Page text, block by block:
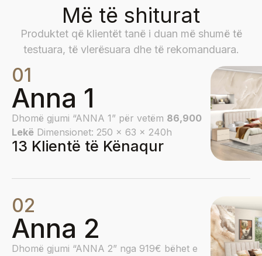
Më të shiturat
Produktet që klientët tanë i duan më shumë të
testuara, të vlerësuara dhe të rekomanduara.
01
Anna 1
Dhomë gjumi “ANNA 1” për vetëm 86,900
Lekë Dimensionet: 250 x 63 x 240h
13 Klientë të Kënaqur
02
Anna 2
Dhomë gjumi “ANNA 2” nga 919€ bëhet e